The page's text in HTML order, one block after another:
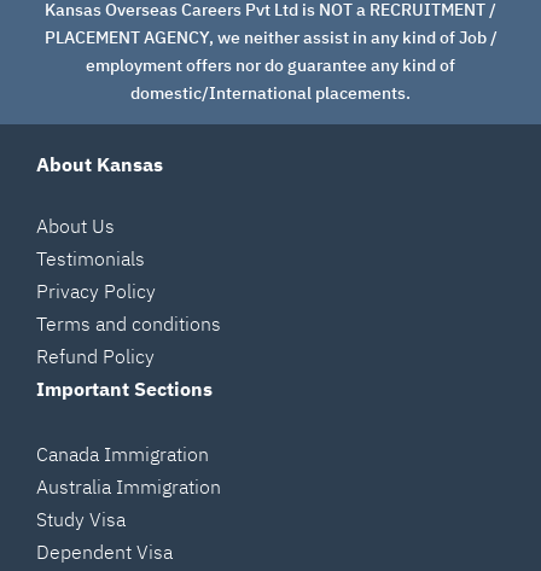
Kansas Overseas Careers Pvt Ltd is NOT a RECRUITMENT /
PLACEMENT AGENCY, we neither assist in any kind of Job /
employment offers nor do guarantee any kind of
domestic/International placements.
About Kansas
About Us
Testimonials
Privacy Policy
Terms and conditions
Refund Policy
Important Sections
Canada Immigration
Australia Immigration
Study Visa
Dependent Visa